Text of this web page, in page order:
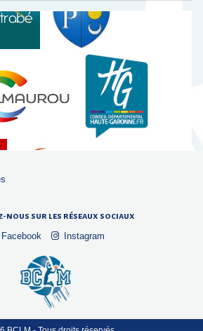
nous sur les réseaux sociaux
Facebook Instagram